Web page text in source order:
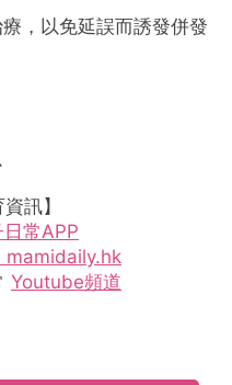
，以免延誤而誘發併發
訊】
常APP
mamidaily.hk
Youtube頻道